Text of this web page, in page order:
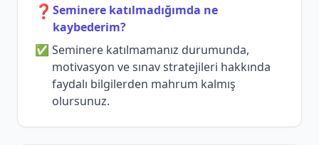
❓ Seminere katılmadığımda ne
kaybederim?
Seminere katılmamanız durumunda,
motivasyon ve sınav stratejileri hakkında
faydalı bilgilerden mahrum kalmış
olursunuz.